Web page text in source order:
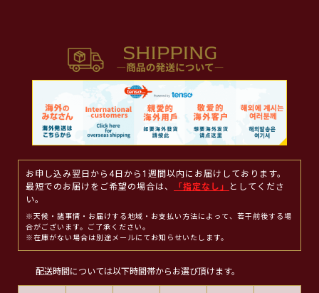
お申し込み翌日から4日から1週間以内にお届けしております。
最短でのお届けをご希望の場合は、
「指定なし」
としてくださ
い。
※天候・諸事情・お届けする地域・お支払い方法によって、若干前後する場
合がございます。ご了承ください。
※在庫がない場合は別途メールにてお知らせいたします。
配送時間については以下時間帯からお選び頂けます。